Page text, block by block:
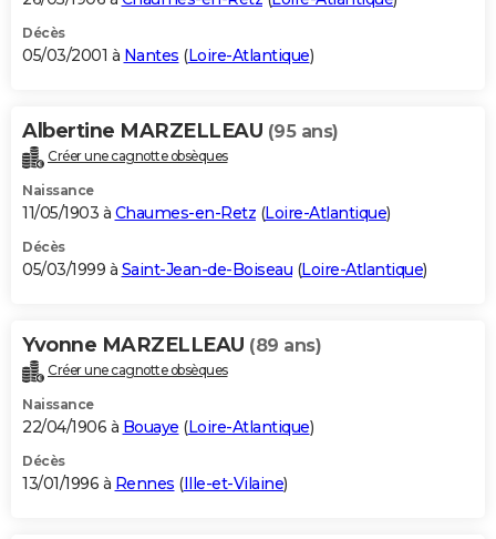
Décès
05/03/2001 à Nantes (Loire-Atlantique)
Albertine MARZELLEAU (95 ans)
Créer une cagnotte obsèques
Naissance
11/05/1903 à Chaumes-en-Retz (Loire-Atlantique)
Décès
05/03/1999 à Saint-Jean-de-Boiseau (Loire-Atlantique)
Yvonne MARZELLEAU (89 ans)
Créer une cagnotte obsèques
Naissance
22/04/1906 à Bouaye (Loire-Atlantique)
Décès
13/01/1996 à Rennes (Ille-et-Vilaine)